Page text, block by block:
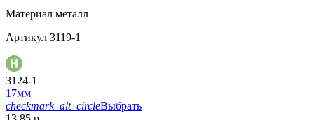
Материал металл
Артикул 3119-1
3124-1
17мм
checkmark_alt_circleВыбрать